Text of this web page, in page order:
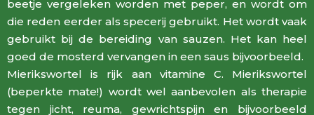
beetje vergeleken worden met peper, en wordt om
die reden eerder als specerij gebruikt. Het wordt vaak
gebruikt bij de bereiding van sauzen. Het kan heel
goed de mosterd vervangen in een saus bijvoorbeeld.
Mierikswortel is rijk aan vitamine C. Mierikswortel
(beperkte mate!) wordt wel aanbevolen als therapie
tegen jicht, reuma, gewrichtspijn en bijvoorbeeld